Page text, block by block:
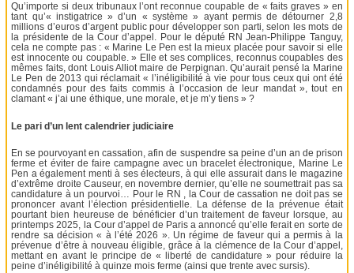
Qu’importe si deux tribunaux l’ont reconnue coupable de « faits graves » en
tant qu’« instigatrice » d’un « système » ayant permis de détourner 2,8
millions d’euros d’argent public pour développer son parti, selon les mots de
la présidente de la Cour d’appel. Pour le député RN Jean-Philippe Tanguy,
cela ne compte pas : « Marine Le Pen est la mieux placée pour savoir si elle
est innocente ou coupable. » Elle et ses complices, reconnus coupables des
mêmes faits, dont Louis Alliot maire de Perpignan. Qu’aurait pensé la Marine
Le Pen de 2013 qui réclamait « l’inéligibilité à vie pour tous ceux qui ont été
condamnés pour des faits commis à l’occasion de leur mandat », tout en
clamant « j’ai une éthique, une morale, et je m’y tiens » ?
Le pari d’un lent calendrier judiciaire
En se pourvoyant en cassation, afin de suspendre sa peine d’un an de prison
ferme et éviter de faire campagne avec un bracelet électronique, Marine Le
Pen a également menti à ses électeurs, à qui elle assurait dans le magazine
d’extrême droite Causeur, en novembre dernier, qu’elle ne soumettrait pas sa
candidature à un pourvoi… Pour le RN , la Cour de cassation ne doit pas se
prononcer avant l’élection présidentielle. La défense de la prévenue était
pourtant bien heureuse de bénéficier d’un traitement de faveur lorsque, au
printemps 2025, la Cour d’appel de Paris a annoncé qu’elle ferait en sorte de
rendre sa décision « à l’été 2026 ». Un régime de faveur qui a permis à la
prévenue d’être à nouveau éligible, grâce à la clémence de la Cour d’appel,
mettant en avant le principe de « liberté de candidature » pour réduire la
peine d’inéligibilité à quinze mois ferme (ainsi que trente avec sursis).